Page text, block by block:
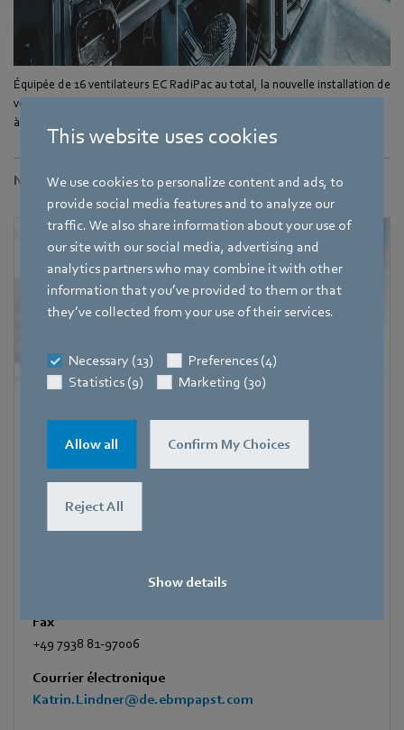
This website uses cookies
We use cookies to personalize content and ads, to
provide social media features and to analyze our
traffic. We also share information about your use of
our site with our social media, advertising and
analytics partners who may combine it with other
information that you’ve provided to them or that
they’ve collected from your use of their services.
Necessary (13)
Preferences (4)
Statistics (9)
Marketing (30)
Allow all Confirm My Choices
Reject All
Show details
Équipée de 16 ventilateurs EC RadiPac au total, la nouvelle installation de
ventilation veille à ce que les produits laitiers restent toujours au frais et
à une température constante de cinq degrés Celsius.
Nous contacter
Katrin Lindner
Amtstraße 85,74673 Mulfingen – Hollenbach
Deutschland
Fax
+49 7938 81-97006
Courrier électronique
Katrin.Lindner@de.ebmpapst.com